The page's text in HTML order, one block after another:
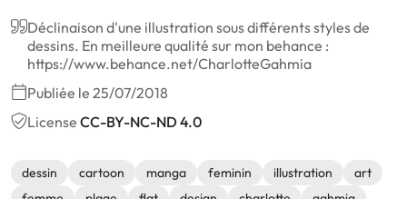
Déclinaison d'une illustration sous différents styles de
dessins. En meilleure qualité sur mon behance :
https://www.behance.net/CharlotteGahmia
Publiée le 25/07/2018
License CC-BY-NC-ND 4.0
dessin cartoon manga feminin illustration
art